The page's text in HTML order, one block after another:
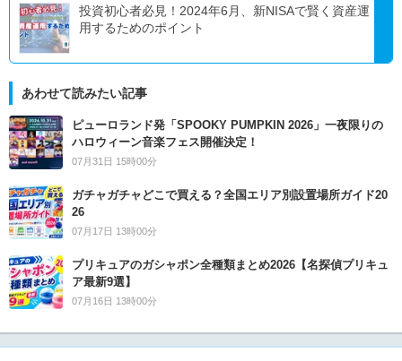
投資初心者必見！2024年6月、新NISAで賢く資産運
用するためのポイント
あわせて読みたい記事
ピューロランド発「SPOOKY PUMPKIN 2026」一夜限りの
ハロウィーン音楽フェス開催決定！
07月31日 15時00分
ガチャガチャどこで買える？全国エリア別設置場所ガイド20
26
07月17日 13時00分
プリキュアのガシャポン全種類まとめ2026【名探偵プリキュ
ア最新9選】
07月16日 13時00分